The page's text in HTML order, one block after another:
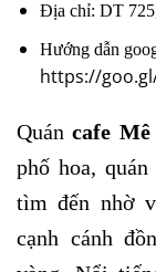
Địa chỉ: DT
Hướng dẫn
https://
Quáncafe
phố hoa,
tìm đến nhờ
cạnh cánh